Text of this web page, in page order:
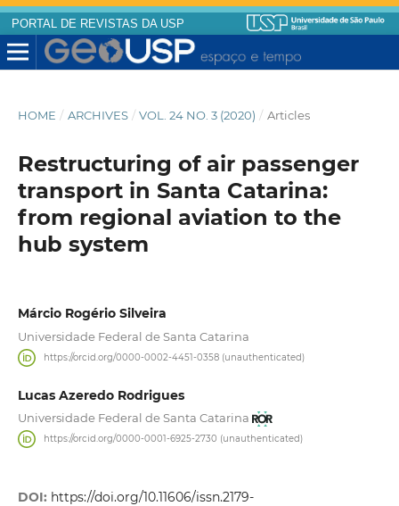
PORTAL DE REVISTAS DA USP
HOME / ARCHIVES / VOL. 24 NO. 3 (2020) / Articles
Restructuring of air passenger
transport in Santa Catarina:
from regional aviation to the
hub system
Márcio Rogério Silveira
Universidade Federal de Santa Catarina
https://orcid.org/0000-0002-4451-0358 (unauthenticated)
Lucas Azeredo Rodrigues
Universidade Federal de Santa Catarina
https://orcid.org/0000-0001-6925-2730 (unauthenticated)
DOI: https://doi.org/10.11606/issn.2179-